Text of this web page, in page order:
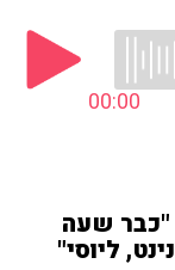
00:00
"כבר שעה
ליוסי"